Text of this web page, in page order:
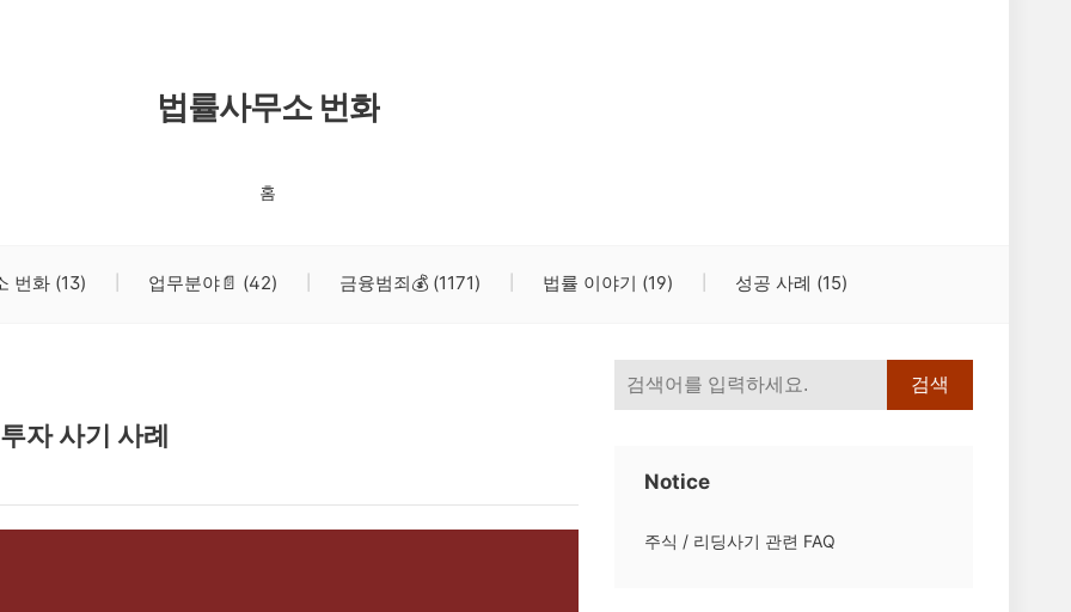
법률사무소 번화
홈
번화 (13) 업무분야📄 (42) 금융범죄💰 (1171) 법률 이야기 (19) 성공 사례 (15)
검색
Notice
주식 / 리딩사기 관련 FAQ
자 사기 사례